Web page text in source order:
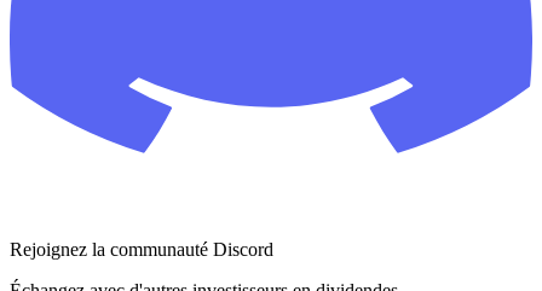
Rejoignez la communauté Discord